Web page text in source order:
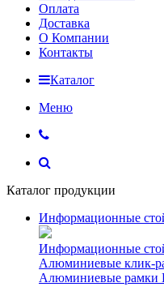
Оплата
Доставка
О Компании
Контакты
Каталог
Меню
Каталог продукции
Информационные
Информационные
Алюминиевые клик-
Алюминиевые рамки